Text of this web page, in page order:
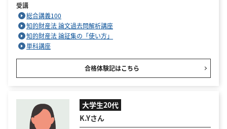
受講
総合講義100
知的財産法 論文過去問解析講座
知的財産法 論証集の「使い方」
単科講座
合格体験記はこちら
大学生20代
K.Yさん